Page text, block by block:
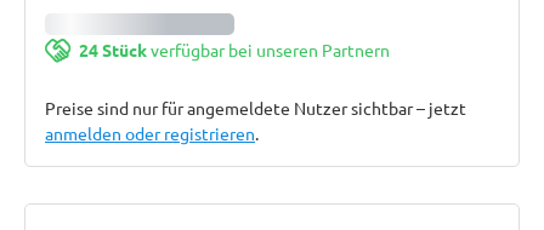
24 Stückverfügbar bei unseren Partnern
Preise sind nur für angemeldete Nutzer sichtbar – jetzt
anmelden oder registrieren.